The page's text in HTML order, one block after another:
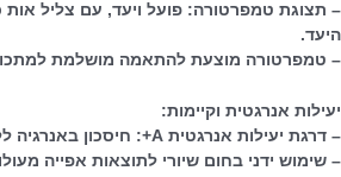
– תצוגת טמפרטורה: פועל ויעד, עם צליל
היעד.
– טמפרטורה מוצעת להתאמה מושלמת
יעילות אנרגטית וקיימות:
– דרגת יעילות אנרגטית A+: חיסכון באנרגיה ללא פשרות על איכות.
– שימוש ידני בחום שיורי לתוצאות אפייה